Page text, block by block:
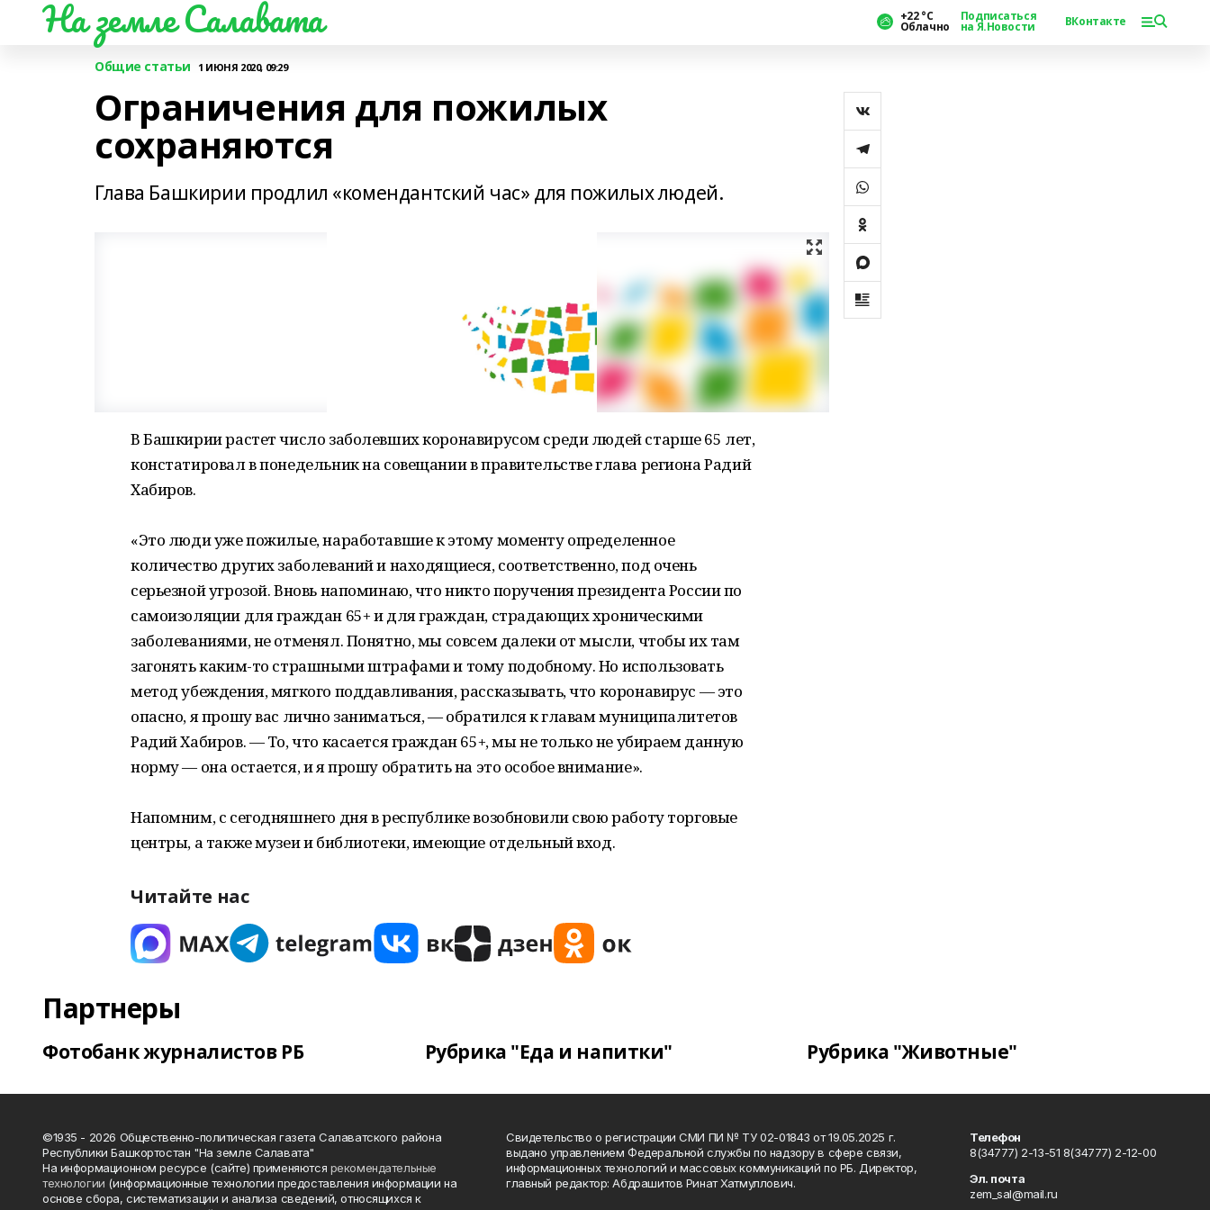
На земле Салавата +22 °С
Облачно
Подписаться
на Я.Новости ВКонтакте
Общие статьи 1 ИЮНЯ 2020, 09:29
Ограничения для пожилых
сохраняются
Глава Башкирии продлил «комендантский час» для пожилых людей.
В Башкирии растет число заболевших коронавирусом среди людей старше 65 лет,
констатировал в понедельник на совещании в правительстве глава региона Радий
Хабиров.
«Это люди уже пожилые, наработавшие к этому моменту определенное
количество других заболеваний и находящиеся, соответственно, под очень
серьезной угрозой. Вновь напоминаю, что никто поручения президента России по
самоизоляции для граждан 65+ и для граждан, страдающих хроническими
заболеваниями, не отменял. Понятно, мы совсем далеки от мысли, чтобы их там
загонять каким-то страшными штрафами и тому подобному. Но использовать
метод убеждения, мягкого поддавливания, рассказывать, что коронавирус — это
опасно, я прошу вас лично заниматься, — обратился к главам муниципалитетов
Радий Хабиров. — То, что касается граждан 65+, мы не только не убираем данную
норму — она остается, и я прошу обратить на это особое внимание».
Напомним, с сегодняшнего дня в республике возобновили свою работу торговые
центры, а также музеи и библиотеки, имеющие отдельный вход.
Читайте нас
Партнеры
Фотобанк журналистов РБ Рубрика "Еда и напитки" Рубрика "Животные"
©1935 - 2026 Общественно-политическая газета Салаватского района
Республики Башкортостан "На земле Салавата"
На информационном ресурсе (сайте) применяются рекомендательные
технологии (информационные технологии предоставления информации на
основе сбора, систематизации и анализа сведений, относящихся к
Свидетельство о регистрации СМИ ПИ № ТУ 02-01843 от 19.05.2025 г.
выдано управлением Федеральной службы по надзору в сфере связи,
информационных технологий и массовых коммуникаций по РБ. Директор,
главный редактор: Абдрашитов Ринат Хатмуллович.
Телефон
8(34777) 2-13-51 8(34777) 2-12-00
Эл. почта
zem_sal@mail.ru